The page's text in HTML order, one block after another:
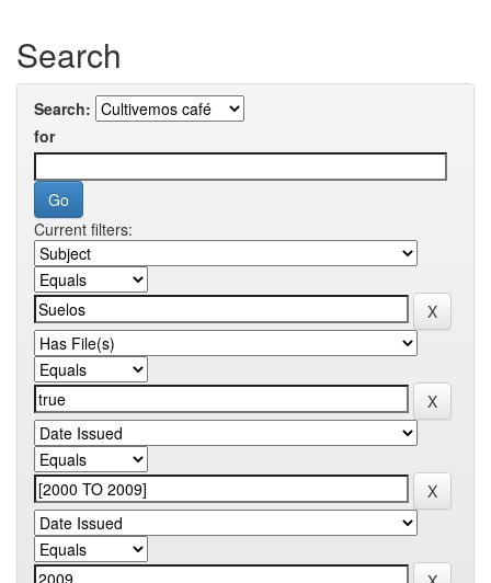
Search
Search:
for
Current filters: